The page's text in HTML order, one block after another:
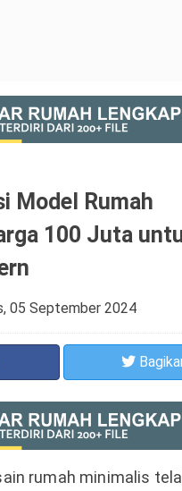
Model Rumah
100 Juta
05 September 2024
rumah minimalis